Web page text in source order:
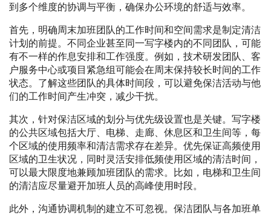
到多个维度的协调与平衡，确保办公环境的舒适与效率。
首先，明确周末加班团队的工作时间和空间需求是制定清洁
计划的前提。不同企业甚至同一写字楼内的不同团队，可能
有不一样的作息安排和工作强度。例如，技术研发团队、客
户服务中心或项目紧急组可能会在周末保持较长时间的工作
状态。了解这些团队的具体时间段，可以避免保洁活动与他
们的工作时间产生冲突，减少干扰。
其次，针对保洁区域的划分与优先级设置也是关键。写字楼
的公共区域包括大厅、电梯、走廊、休息区和卫生间等，每
个区域的使用频率和清洁需求存在差异。优先保证高频使用
区域的卫生状况，同时灵活安排低频使用区域的清洁时间，
可以最大限度地兼顾加班团队的需求。比如，电梯和卫生间
的清洁应尽量避开加班人员的高峰使用时段。
此外，沟通协调机制的建立不可忽视。保洁团队与各加班单